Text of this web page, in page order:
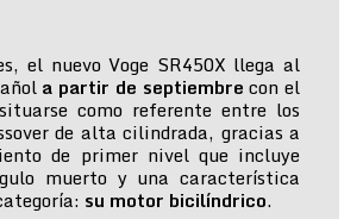
el nuevo Voge SR450X llega al
a partir de septiembre con el
como referente entre los
de alta cilindrada, gracias a
de primer nivel que incluye
muerto y una característica
su motor bicilíndrico.